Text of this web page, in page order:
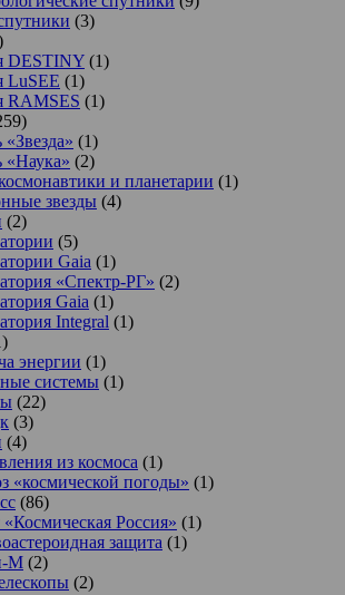
(3)
DESTINY (1)
LuSEE (1)
RAMSES (1)
(1)
«Наука» (2)
и планетарии (1)
звезды (4)
(2)
(5)
Gaia (1)
«Спектр-РГ» (2)
Gaia (1)
Integral (1)
энергии (1)
системы (1)
(22)
(3)
(4)
из космоса (1)
«космической погоды» (1)
(86)
Россия» (1)
защита (1)
М (2)
(2)